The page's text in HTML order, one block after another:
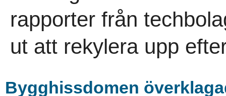
rapporter från
ut att rekylera upp
Bygghissdomen